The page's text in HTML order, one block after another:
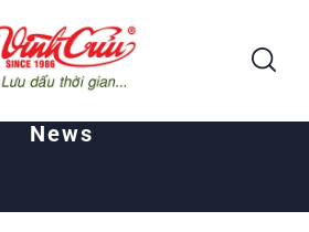
Home Cổ Đông
News